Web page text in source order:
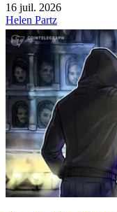
16 juil. 2026
Helen Partz